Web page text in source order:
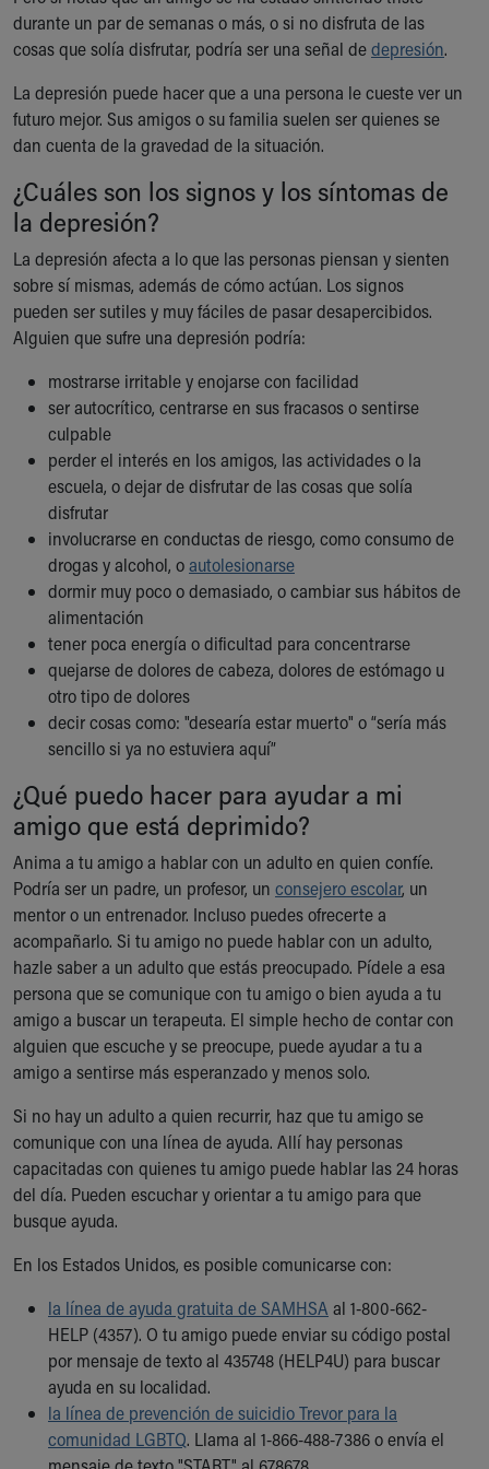
Ronald McDonald House Care Mobile
Health Centers
Symptom Checker
Financial Services
Price Estimates
Family Supports
New Parents
Find a Pediatrics Location
Find a Pediatrician
MyChart
Make an Appointment
Breastfeeding Medicine
Child Passenger Safety
Safe Sleep for Babies
Safe Sleep
About Akron Children's Pediatrics
Who We Are
Building a Brighter Future
Our Mission, Vision, Promise
Calendar of Events
Community Mission
Connect With Us
Our Culture of Caring
Newsroom
Our Leadership
Quality and Patient Safety
Unity and Engagement
Women's Board
More childhood, please.™
Cincinnati Children's
Your Visit
MyChart Telehealth Visits
Directions
Doggie Brigade
During Your Visit
Rest Accommodations
Visiting
Gift Shop
Department of Public Safety
Health Info
Health Information
Healthy Info, Healthy Kids
Inside Children's Blog
KidsHealth Topics
Educational Resources
Injury Prevention
Medical Records
Symptom Checker
Skip to main content
durante un par de semanas o más, o si no disfruta de las
cosas que solía disfrutar, podría ser una señal dedepresión.
La depresión puede hacer que a una persona le cueste ver un
futuro mejor. Sus amigos o su familia suelen ser quienes se
dan cuenta de la gravedad de la situación.
¿Cuáles son los signos y los síntomas de
la depresión?
La depresión afecta a lo que las personas piensan y sienten
sobre sí mismas, además de cómo actúan. Los signos
pueden ser sutiles y muy fáciles de pasar desapercibidos.
Alguien que sufre una depresión podría:
mostrarse irritable y enojarse con facilidad
ser autocrítico, centrarse en sus fracasos o sentirse
culpable
perder el interés en los amigos, las actividades o la
escuela, o dejar de disfrutar de las cosas que solía
disfrutar
involucrarse en conductas de riesgo, como consumo de
drogas y alcohol, oautolesionarse
dormir muy poco o demasiado, o cambiar sus hábitos de
alimentación
tener poca energía o dificultad para concentrarse
quejarse de dolores de cabeza, dolores de estómago u
otro tipo de dolores
decir cosas como: "desearía estar muerto" o “sería más
sencillo si ya no estuviera aquí”
¿Qué puedo hacer para ayudar a mi
amigo que está deprimido?
Anima a tu amigo a hablar con un adulto en quien confíe.
Podría ser un padre, un profesor, un consejero escolar, un
mentor o un entrenador. Incluso puedes ofrecerte a
acompañarlo. Si tu amigo no puede hablar con un adulto,
hazle saber a un adulto que estás preocupado. Pídele a esa
persona que se comunique con tu amigo o bien ayuda a tu
amigo a buscar un terapeuta. El simple hecho de contar con
alguien que escuche y se preocupe, puede ayudar a tu a
amigo a sentirse más esperanzado y menos solo.
Si no hay un adulto a quien recurrir, haz que tu amigo se
comunique con una línea de ayuda. Allí hay personas
capacitadas con quienes tu amigo puede hablar las 24 horas
del día. Pueden escuchar y orientar a tu amigo para que
busque ayuda.
En los Estados Unidos, es posible comunicarse con:
la línea de ayuda gratuita de SAMHSA al 1-800-662-
HELP (4357). O tu amigo puede enviar su código postal
por mensaje de texto al 435748 (HELP4U) para buscar
ayuda en su localidad.
la línea de prevención de suicidio Trevor para la
comunidad LGBTQ. Llama al 1-866-488-7386 o envía el